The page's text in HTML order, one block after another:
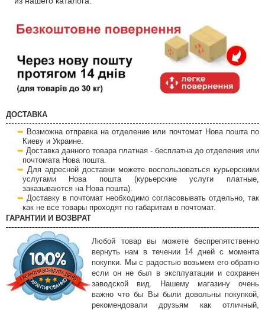
ДОСТАВКА
Возможна отправка на отделение или почтомат Нова пошта по
Киеву и Украине.
Доставка данного товара платная - бесплатна до отделения или
почтомата Нова пошта.
Для адресной доставки можете воспользоваться курьерскими
услугами Нова пошта (курьерские услуги платные,
заказываются на Нова пошта).
Доставку в почтомат необходимо согласовывать отдельно, так
как не все товары проходят по габаритам в почтомат.
ГАРАНТИИ И ВОЗВРАТ
Любой товар вы можете беспрепятственно
вернуть нам в течении 14 дней с момента
покупки. Мы с радостью возьмем его обратно
если он не был в эксплуатации и сохранен
заводской вид. Нашему магазину очень
важно что бы Вы были довольны покупкой,
рекомендовали друзьям как отличный,